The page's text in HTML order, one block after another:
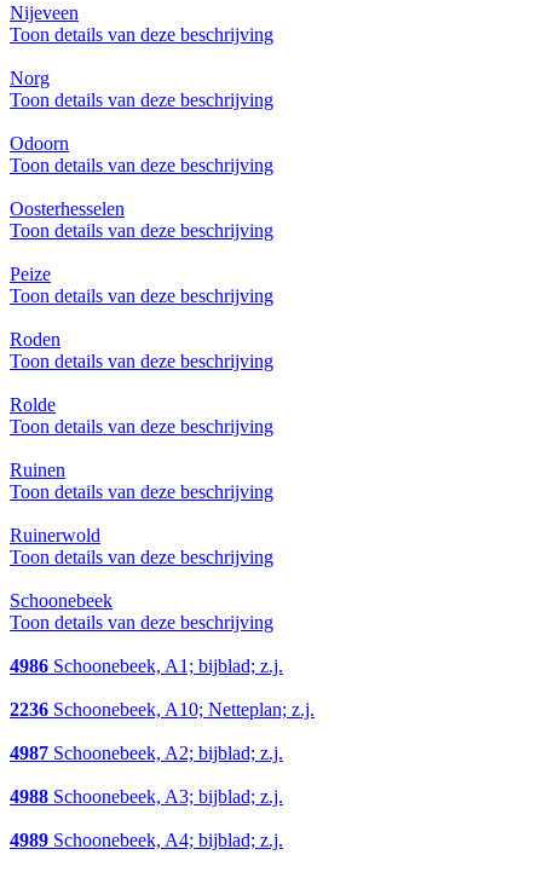
Nijeveen
Toon details van deze beschrijving
Norg
Toon details van deze beschrijving
Odoorn
Toon details van deze beschrijving
Oosterhesselen
Toon details van deze beschrijving
Peize
Toon details van deze beschrijving
Roden
Toon details van deze beschrijving
Rolde
Toon details van deze beschrijving
Ruinen
Toon details van deze beschrijving
Ruinerwold
Toon details van deze beschrijving
Schoonebeek
Toon details van deze beschrijving
4986 Schoonebeek, A1; bijblad; z.j.
2236 Schoonebeek, A10; Netteplan; z.j.
4987 Schoonebeek, A2; bijblad; z.j.
4988 Schoonebeek, A3; bijblad; z.j.
4989 Schoonebeek, A4; bijblad; z.j.